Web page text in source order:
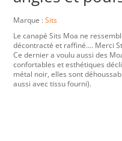
Marque :Sits
Le canapé Sits Moa ne
décontracté et raffiné.... Merci
Ce dernier a voulu aussi des
confortables et esthétiques
métal noir, elles sont
aussi avec tissu fourni).